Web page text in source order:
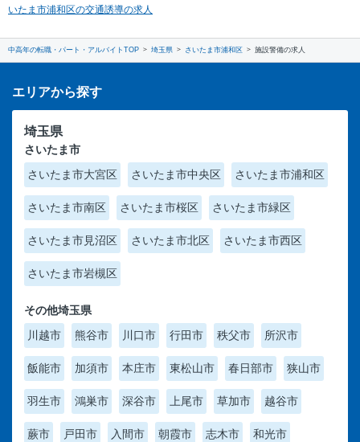
いたま市浦和区の交通誘導の求人
中高年の転職・パート・アルバイトTOP 埼玉県 さいたま市浦和区 施設警備の求人
エリアから探す
埼玉県
さいたま市
さいたま市大宮区
さいたま市中央区 さいたま市浦和区
さいたま市南区 さいたま市桜区 さいたま市緑区
さいたま市見沼区 さいたま市北区 さいたま市西区
さいたま市岩槻区
その他埼玉県
川越市
熊谷市 川口市 行田市 秩父市 所沢市
飯能市 加須市 本庄市 東松山市 春日部市 狭山市
羽生市 鴻巣市 深谷市 上尾市 草加市 越谷市
蕨市 戸田市 入間市 朝霞市 志木市 和光市